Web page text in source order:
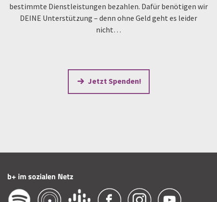
bestimmte Dienstleistungen bezahlen. Dafür benötigen wir
DEINE Unterstützung – denn ohne Geld geht es leider
nicht…
Jetzt Spenden!
b+ im sozialen Netz